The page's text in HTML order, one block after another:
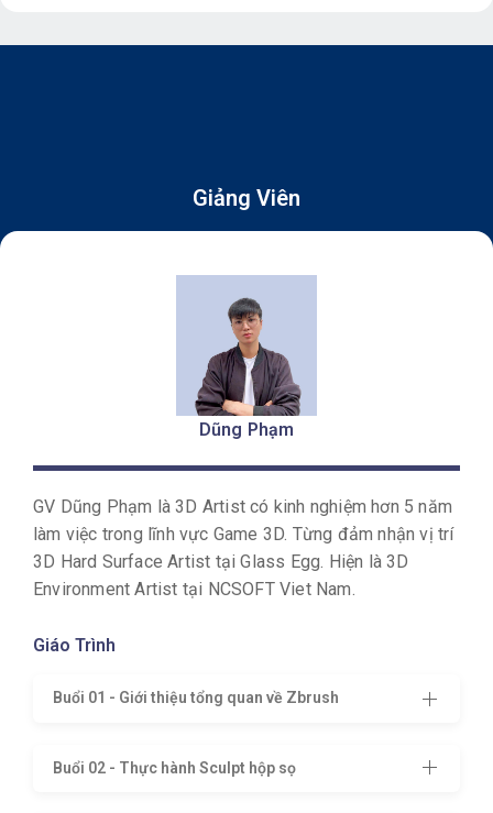
Giảng Viên
Dũng Phạm
GV Dũng Phạm là 3D Artist có kinh nghiệm hơn 5 năm
làm việc trong lĩnh vực Game 3D. Từng đảm nhận vị trí
3D Hard Surface Artist tại Glass Egg. Hiện là 3D
Environment Artist tại NCSOFT Viet Nam.
Giáo Trình
Buổi 01 - Giới thiệu tổng quan về Zbrush
Buổi 02 - Thực hành Sculpt hộp sọ